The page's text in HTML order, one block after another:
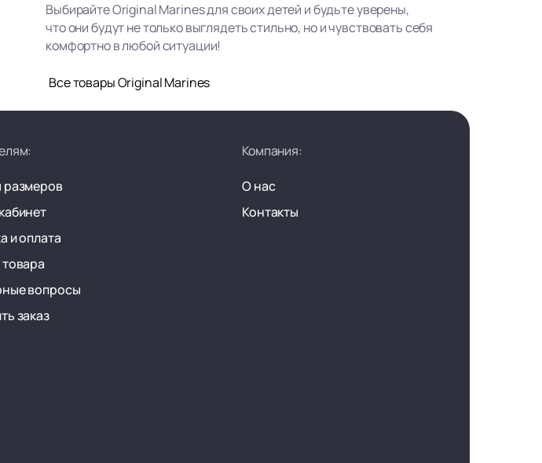
Выбирайте Original Marines для своих детей и будьте уверены,
что они будут не только выглядеть стильно, но и чувствовать себя
комфортно в любой ситуации!
Все товары Original Marines
размеров
и оплата
вопросы
заказ
Компания:
О нас
Контакты